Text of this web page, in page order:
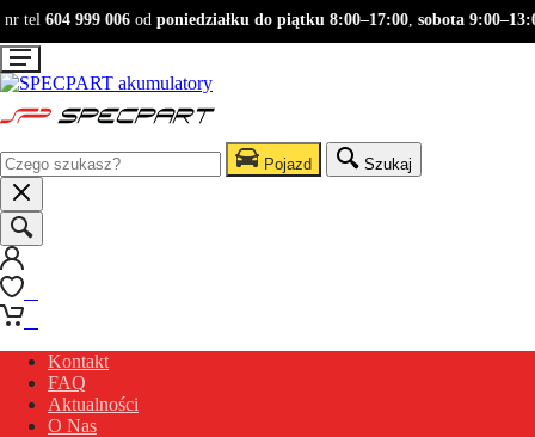
tel604 999 006odponiedziałku do piątku 8:00–17:00,sobota 9:00–13:00
Pojazd Szukaj
Kontakt
FAQ
Aktualności
O Nas